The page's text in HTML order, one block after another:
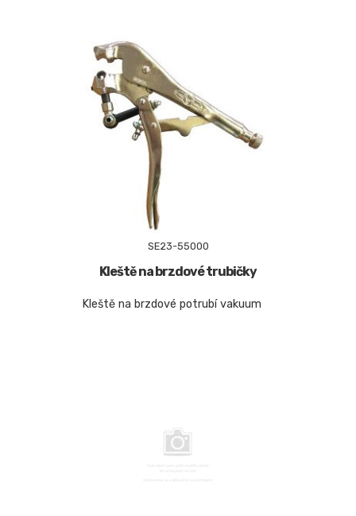
SE23-55000
Kleště na brzdové trubičky
Kleště na brzdové potrubí vakuum